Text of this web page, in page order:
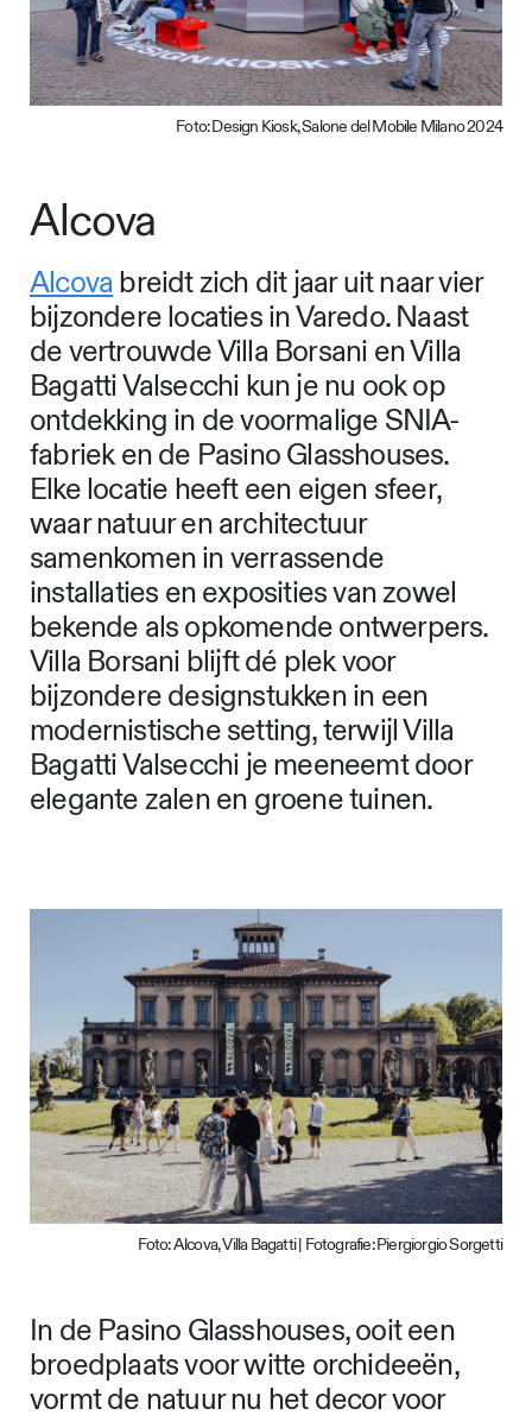
Foto: Design Kiosk, Salone del Mobile Milano 2024
Alcova
Alcova breidt zich dit jaar uit naar vier
bijzondere locaties in Varedo. Naast
de vertrouwde Villa Borsani en Villa
Bagatti Valsecchi kun je nu ook op
ontdekking in de voormalige SNIA-
fabriek en de Pasino Glasshouses.
Elke locatie heeft een eigen sfeer,
waar natuur en architectuur
samenkomen in verrassende
installaties en exposities van zowel
bekende als opkomende ontwerpers.
Villa Borsani blijft dé plek voor
bijzondere designstukken in een
modernistische setting, terwijl Villa
Bagatti Valsecchi je meeneemt door
elegante zalen en groene tuinen.
Foto: Alcova, Villa Bagatti | Fotografie: Piergiorgio Sorgetti
In de Pasino Glasshouses, ooit een
broedplaats voor witte orchideeën,
vormt de natuur nu het decor voor